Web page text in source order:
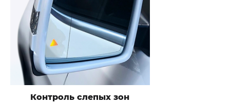
Контроль слепых зон